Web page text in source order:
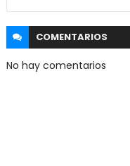
COMENTARIOS
No hay comentarios